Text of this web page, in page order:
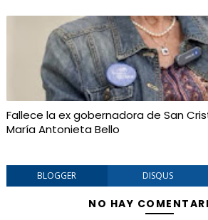
Fallece la ex gobernadora de San
María Antonieta Bello
BLOGGER DISQUS
NO HAY